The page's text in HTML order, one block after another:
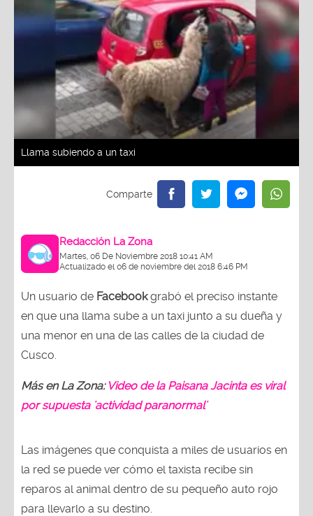
Llama subiendo a un taxi
Redacción La Zona
Martes, 06 De Noviembre 2018 10:41 AM
Actualizado el 06 de noviembre del 2018 6:46 PM
Un usuario de Facebookgrabó el preciso instante
en que una llama sube a un taxi junto a su dueña y
una menor en una de las calles de la ciudad de
Cusco.
Más en La Zona:Video de la Paisana Jacinta es viral
por supuesta 'actividad paranormal'
Las imágenes que conquista a miles de usuarios en
la red se puede ver cómo el taxista recibe sin
reparos al animal dentro de su pequeño auto rojo
para llevarlo a su destino.